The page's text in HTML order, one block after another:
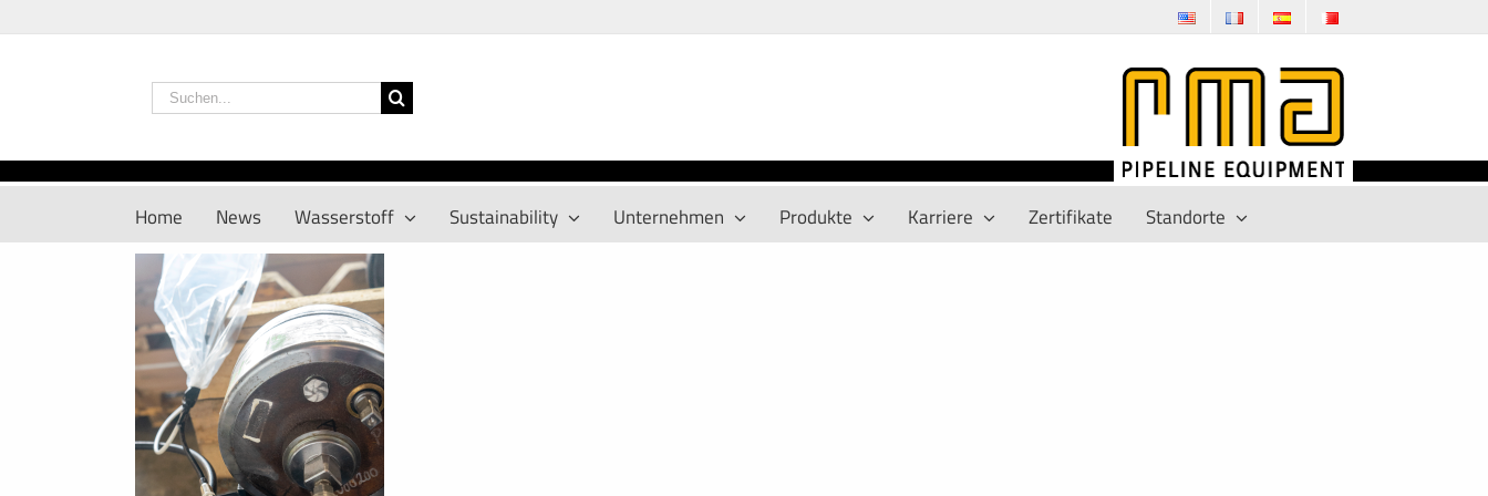
Inhalt
Suche
nach:
Home News Wasserstoff Sustainability Unternehmen Produkte Karriere Zertifikate Standorte